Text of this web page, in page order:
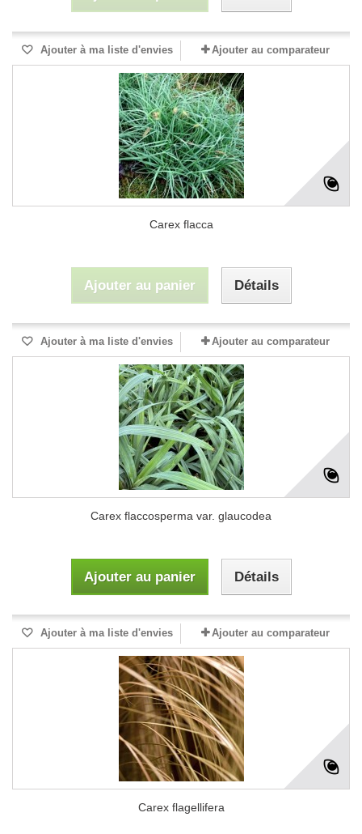
Ajouter à ma liste d'envies Ajouter au comparateur
Carex flacca
Ajouter au panier Détails
Ajouter à ma liste d'envies Ajouter au comparateur
Carex flaccosperma var. glaucodea
Ajouter au panier Détails
Ajouter à ma liste d'envies Ajouter au comparateur
Carex flagellifera